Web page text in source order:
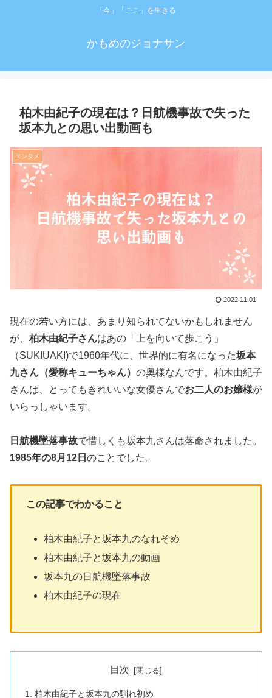
「今」「ここ」を生きる
かもめのジョナサン
柏木由紀子の現在は？日航機事故で失った
坂本九との思い出動画も
エンタメ
2022.11.01
現在の若い方には、あまり知られてないかもしれません
が、 柏木由紀子さんはあの「上を向いて歩こう」
（SUKIUAKI)で1960年代に、世界的に有名になった坂本
九さん（愛称キューちゃん） の奥様なんです。柏木由紀子
さんは、とってもきれいいな女優さんでお二人のお嬢様が
いらっしゃいます。
日航機墜落事故で惜しくも坂本九さんは落命されました。
1985年の8月12日 のことでした。
この記事でわかること
柏木由紀子と坂本九のなれそめ
柏木由紀子と坂本九の動画
坂本九の日航機墜落事故
柏木由紀子の現在
目次
柏木由紀子と坂本九の馴れ初め